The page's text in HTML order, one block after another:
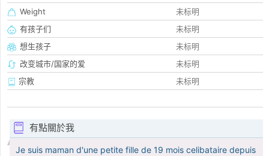
Weight
未标明
有孩子们
未标明
想生孩子
未标明
改变城市/国家的爱
未标明
宗教
未标明
有點關於我
Je suis maman d'une petite fille de 19 mois celibataire depuis